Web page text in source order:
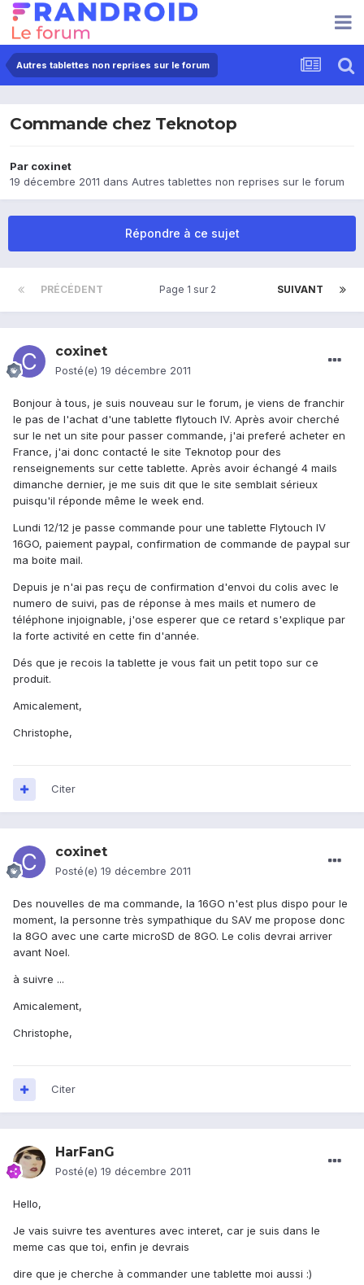
Autres tablettes non reprises sur le forum
Commande chez Teknotop
Par coxinet
19 décembre 2011 dans Autres tablettes non reprises sur le forum
Répondre à ce sujet
PRÉCÉDENT SUIVANT
Page 1 sur 2
coxinet
Posté(e) 19 décembre 2011
Bonjour à tous, je suis nouveau sur le forum, je viens de franchir
le pas de l'achat d'une tablette flytouch IV. Après avoir cherché
sur le net un site pour passer commande, j'ai preferé acheter en
France, j'ai donc contacté le site Teknotop pour des
renseignements sur cette tablette. Après avoir échangé 4 mails
dimanche dernier, je me suis dit que le site semblait sérieux
puisqu'il réponde même le week end.
Lundi 12/12 je passe commande pour une tablette Flytouch IV
16GO, paiement paypal, confirmation de commande de paypal sur
ma boite mail.
Depuis je n'ai pas reçu de confirmation d'envoi du colis avec le
numero de suivi, pas de réponse à mes mails et numero de
téléphone injoignable, j'ose esperer que ce retard s'explique par
la forte activité en cette fin d'année.
Dés que je recois la tablette je vous fait un petit topo sur ce
produit.
Amicalement,
Christophe,
Citer
coxinet
Posté(e) 19 décembre 2011
Des nouvelles de ma commande, la 16GO n'est plus dispo pour le
moment, la personne très sympathique du SAV me propose donc
la 8GO avec une carte microSD de 8GO. Le colis devrai arriver
avant Noel.
à suivre ...
Amicalement,
Christophe,
Citer
HarFanG
Posté(e) 19 décembre 2011
Hello,
Je vais suivre tes aventures avec interet, car je suis dans le
meme cas que toi, enfin je devrais
dire que je cherche à commander une tablette moi aussi :)